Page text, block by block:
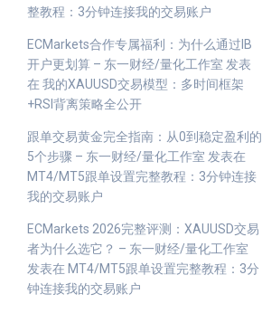
整教程：3分钟连接我的交易账户
ECMarkets合作专属福利：为什么通过IB
开户更划算 – 东一财经/量化工作室 发表
在 我的XAUUSD交易模型：多时间框架
+RSI背离策略全公开
跟单交易黄金完全指南：从0到稳定盈利的
5个步骤 – 东一财经/量化工作室 发表在
MT4/MT5跟单设置完整教程：3分钟连接
我的交易账户
ECMarkets 2026完整评测：XAUUSD交易
者为什么选它？ – 东一财经/量化工作室
发表在 MT4/MT5跟单设置完整教程：3分
钟连接我的交易账户